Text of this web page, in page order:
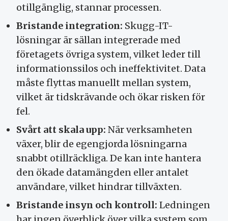
otillgänglig, stannar processen.
Bristande integration: Skugg-IT-
lösningar är sällan integrerade med
företagets övriga system, vilket leder till
informationssilos och ineffektivitet. Data
måste flyttas manuellt mellan system,
vilket är tidskrävande och ökar risken för
fel.
Svårt att skala upp: När verksamheten
växer, blir de egengjorda lösningarna
snabbt otillräckliga. De kan inte hantera
den ökade datamängden eller antalet
användare, vilket hindrar tillväxten.
Bristande insyn och kontroll: Ledningen